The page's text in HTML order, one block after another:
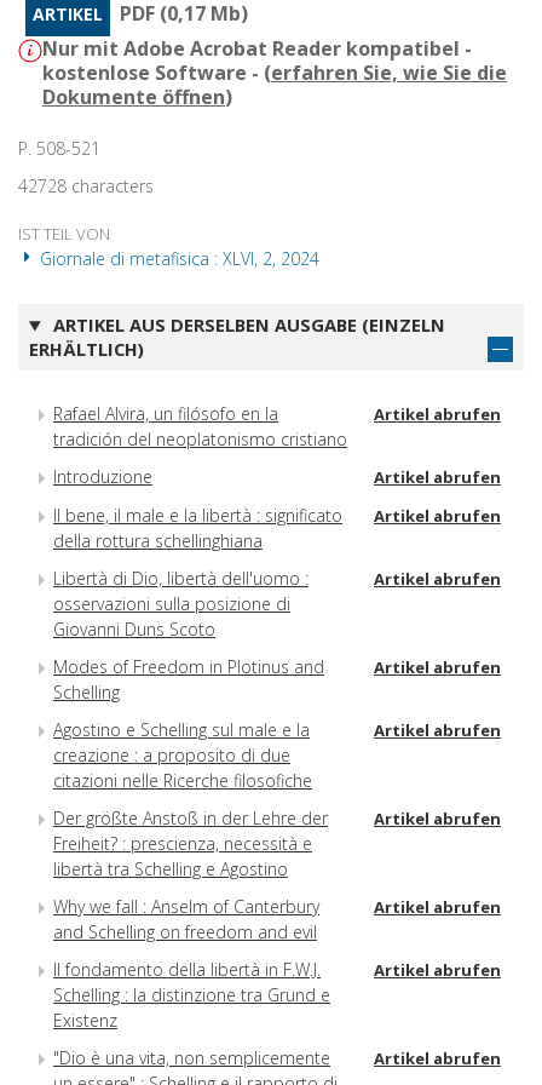
ARTIKEL
PDF (0,17 Mb)
Nur mit Adobe Acrobat Reader kompatibel -
kostenlose Software - (erfahren Sie, wie Sie die
Dokumente öffnen)
P. 508-521
42728 characters
IST TEIL VON
Giornale di metafisica : XLVI, 2, 2024
ARTIKEL AUS DERSELBEN AUSGABE (EINZELN
ERHÄLTLICH)
Rafael Alvira, un filósofo en la
tradición del neoplatonismo cristiano
Artikel abrufen
Introduzione Artikel abrufen
Il bene, il male e la libertà : significato
della rottura schellinghiana
Artikel abrufen
Libertà di Dio, libertà dell'uomo :
osservazioni sulla posizione di
Giovanni Duns Scoto
Artikel abrufen
Modes of Freedom in Plotinus and
Schelling
Artikel abrufen
Agostino e Schelling sul male e la
creazione : a proposito di due
citazioni nelle Ricerche filosofiche
Artikel abrufen
Der größte Anstoß in der Lehre der
Freiheit? : prescienza, necessità e
libertà tra Schelling e Agostino
Artikel abrufen
Why we fall : Anselm of Canterbury
and Schelling on freedom and evil
Artikel abrufen
Il fondamento della libertà in F.W.J.
Schelling : la distinzione tra Grund e
Existenz
Artikel abrufen
"Dio è una vita, non semplicemente
Artikel abrufen